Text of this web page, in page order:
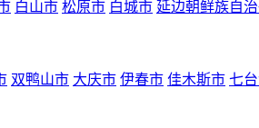
白山市 松原市 白城市 延边朝鲜族自治
双鸭山市 大庆市 伊春市 佳木斯市 七